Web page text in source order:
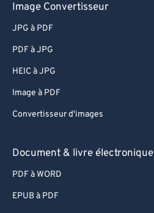
Image Convertisseur
JPG à PDF
PDF à JPG
HEIC à JPG
Image à PDF
Convertisseur d'images
Document & livre électronique
PDF à WORD
EPUB à PDF